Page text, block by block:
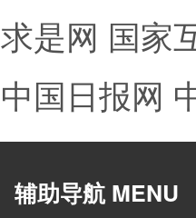
求是网 国家
中国日报网
辅助导航 MENU